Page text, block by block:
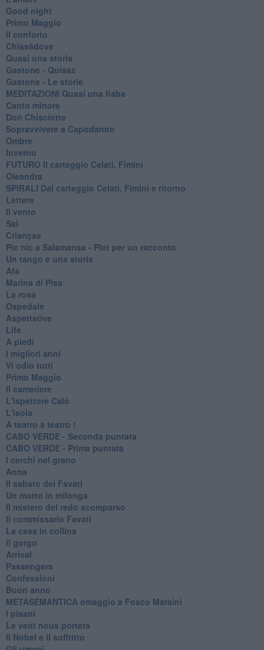
Good night
Primo Maggio
Il conforto
Chissàdove
Quasi una storia
Gastone - Quisaz
Gastone - Le storie
MEDITAZIONI Quasi una fiaba
Canto minore
Don Chisciotte
Sopravvivere a Capodanno
Ombre
Inverno
FUTURO Il carteggio Celati, Fimini
Oleandra
SPIRALI Dal carteggio Celati, Fimini e ritorno
Lettere
Il vento
Sal
Crianças
Pic nic a Salamansa - Plot per un racconto
Un tango e una storia
Afa
Marina di Pisa
La rosa
Ospedale
Aspettative
Life
A piedi
I migliori anni
Vi odio tutti
Primo Maggio
Il cameriere
L'ispettore Calò
L'isola
A teatro a teatro !
CABO VERDE - Seconda puntata
CABO VERDE - Prima puntata
I cerchi nel grano
Anna
Il sabato del Favati
Un morto in milonga
Il mistero del redo scomparso
Il commissario Favati
La casa in collina
Il gorgo
Arrival
Passengers
Confessioni
Buon anno
METASEMANTICA omaggio a Fosco Maraini
I pisani
Le vent nous portera
Il Nobel e il soffritto